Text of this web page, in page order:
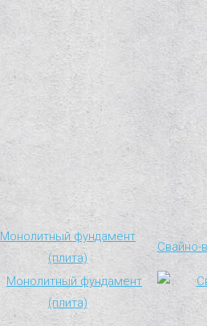
Монолитный фундамент
(плита)
Свайно-